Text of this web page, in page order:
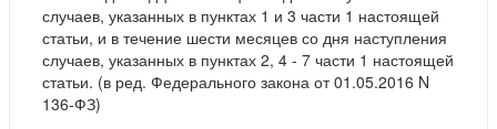
случаев, указанных в пунктах 1 и 3 части 1 настоящей
статьи, и в течение шести месяцев со дня наступления
случаев, указанных в пунктах 2, 4 - 7 части 1 настоящей
статьи. (в ред. Федерального закона от 01.05.2016 N
136-ФЗ)